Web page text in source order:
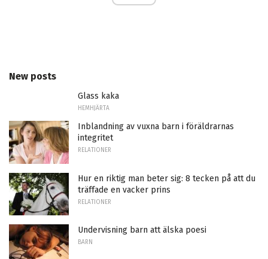
New posts
Glass kaka
HEMHJÄRTA
Inblandning av vuxna barn i föräldrarnas
integritet
RELATIONER
Hur en riktig man beter sig: 8 tecken på att du
träffade en vacker prins
RELATIONER
Undervisning barn att älska poesi
BARN